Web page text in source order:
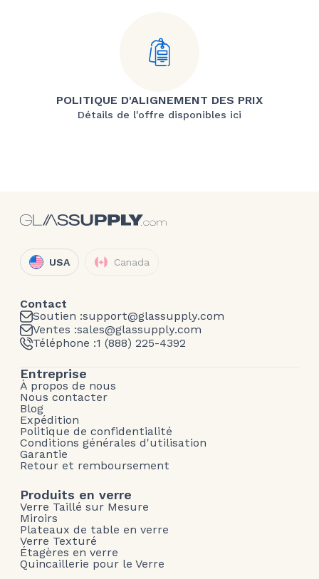
POLITIQUE D'ALIGNEMENT DES PRIX
Détails de l'offre disponibles ici
USA Canada
Contact
Soutien :support@glassupply.com
Ventes :sales@glassupply.com
Téléphone :1 (888) 225-4392
Entreprise
À propos de nous
Nous contacter
Blog
Expédition
Politique de confidentialité
Conditions générales d'utilisation
Garantie
Retour et remboursement
Produits en verre
Verre Taillé sur Mesure
Miroirs
Plateaux de table en verre
Verre Texturé
Étagères en verre
Quincaillerie pour le Verre